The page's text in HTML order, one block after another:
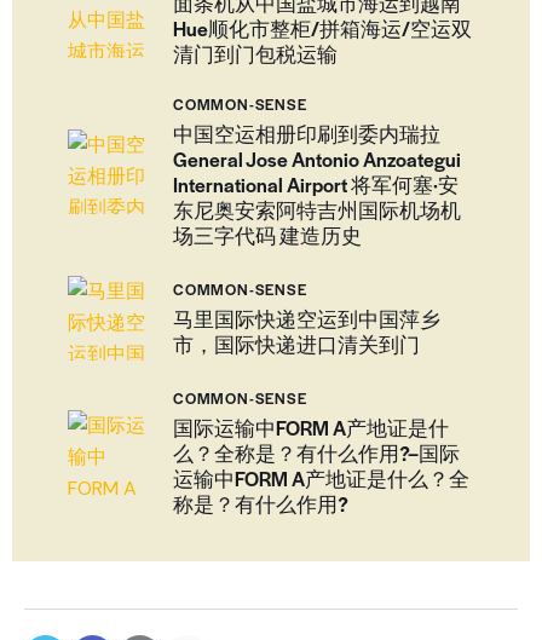
Hue顺化市整柜/拼箱海运/空运双
清门到门包税运输
COMMON-SENSE
中国空运相册印刷到委内瑞拉
General Jose Antonio Anzoategui
International Airport 将军何塞·安
东尼奥安索阿特吉州国际机场机
场三字代码 建造历史
COMMON-SENSE
马里国际快递空运到中国萍乡
市，国际快递进口清关到门
COMMON-SENSE
国际运输中FORM A产地证是什
么？全称是？有什么作用?–国际
运输中FORM A产地证是什么？全
称是？有什么作用?